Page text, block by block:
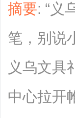
摘要: “义
笔，别说
义乌文具
中心拉开